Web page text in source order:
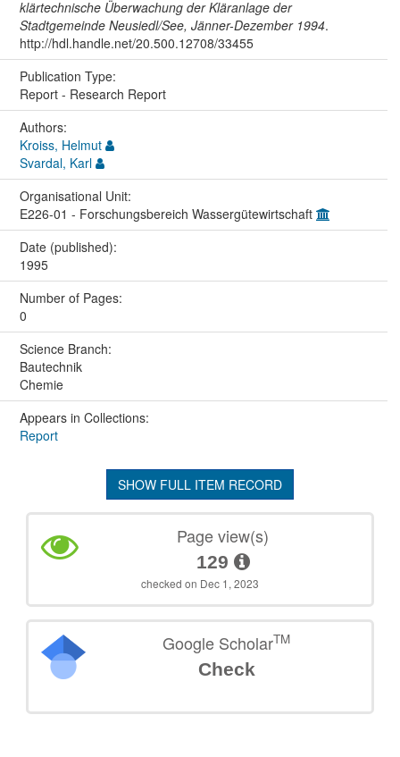
klärtechnische Überwachung der Kläranlage der
Stadtgemeinde Neusiedl/See, Jänner-Dezember 1994.
http://hdl.handle.net/20.500.12708/33455
Publication Type:
Report - Research Report
Authors:
Kroiss, Helmut
Svardal, Karl
Organisational Unit:
E226-01 - Forschungsbereich Wassergütewirtschaft
Date (published):
1995
Number of Pages:
0
Science Branch:
Bautechnik
Chemie
Appears in Collections:
Report
SHOW FULL ITEM RECORD
Page view(s)
129
checked on Dec 1, 2023
Google ScholarTM
Check